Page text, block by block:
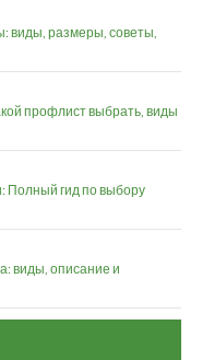
виды, размеры, советы,
профлист выбрать, виды
Полный гид по выбору
виды, описание и